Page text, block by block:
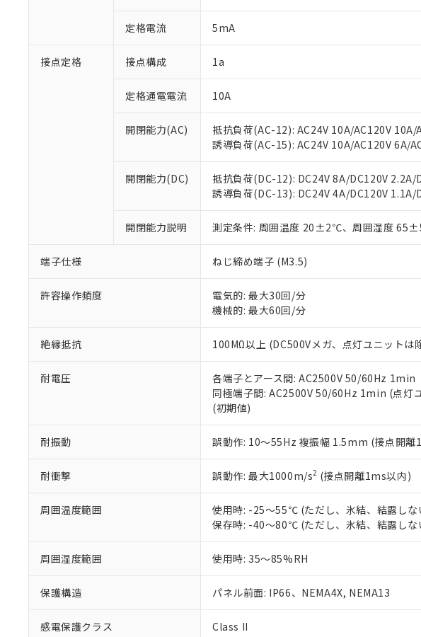
定格電流 5mA
接点定格 接点構成 1a
定格通電電流 10A
開閉能力(AC)
抵抗負荷(AC-12): AC24V 10A/AC120V
誘導負荷(AC-15): AC24V 10A/AC120V 6A/
開閉能力(DC)
抵抗負荷(DC-12): DC24V 8A/DC120V 2.2A/
誘導負荷(DC-13): DC24V 4A/DC120V 1.1A/
開閉能力説明 測定条件: 周囲温度 20±2℃、周囲湿度
端子仕様 ねじ締め端子 (M3.5)
許容操作頻度
電気的: 最大30回/分
機械的: 最大60回/分
絶縁抵抗 100MΩ以上 (DC500Vメガ、点灯ユニットは
耐電圧
各端子とアース間: AC2500V 50/60Hz 1min
同極端子間: AC2500V 50/60Hz 1min (点灯
(初期値)
耐振動 誤動作: 10～55Hz 複振幅 1.5mm (接点開離
耐衝撃 誤動作: 最大1000m/s2 (接点開離1ms以内)
周囲温度範囲
使用時: -25～55℃ (ただし、氷結、結露しな
保存時: -40～80℃ (ただし、氷結、結露しな
周囲湿度範囲 使用時: 35～85%RH
保護構造 パネル前面: IP66、NEMA4X, NEMA13
感電保護クラス Class II
以下の条件をお読みいただき、同意のう
くものです。
在庫状況および標準価格照会結果
正式な納期状況および標準価格は
当社販売員にご相談ください。
オムロン制御機器販売店や当社販売
す。
マイパーツ機能（部品リスト作成
ている必要があります。
お客様が当ウェブサイト上で当社
が、当社の製品・サービスに関す
さい。
※当社の共同利用者とは、
*EU RoHS指令（10物質）：
鉛(Pb) 1000ppm以下、 水銀(Hg) 1000ppm以下、
ル（DBP） 1000ppm以下、フタル酸ジイソブチル
フタル酸エステル類の４物質については閾値を超え
※2 対応予定月
※3 非含有証明書ダウンロード
下記の非含有証明書をダウンロードする
EU RoHS指令（10物質）の非含有証明書
51物質の非含有証明書（当社基準）
※本証明書は発行日時点で非含有を証明
また、RoHS指令のフタル酸エステル類
混在することから備考欄に対応日を記載
既に当社にて対応品への在庫切替を完
り割愛しております。
「○」：最大均質材料含有率が中国
「×」：最大均質材料含有率が中国
「－」：未確認です。当社販売部門へお
Cr(Ⅵ)(六価クロム) : 1000ppm、 PBBs(ポリ臭化ビフ
DEHP(フタル酸ビス(2-エチルヘキシル)) : 1000ppm
※2 環境保護使用期限
「ｅ」：有害物質（10物質）のすべてが
「10」：通常の使用状況下において有害
「－」：未確認です。当社販売部門へお
う）を輸出または国外への提供す
当社は規制貨物を破棄する場合は
当社は貴社製品を、核兵器、ミサ
置等に一切使用いたしません。
当社は、貴社製品を第三者に販売
また当社は、販売先および販売に
合意す
△ 一定数には満たないが在庫あり
－
在庫なし(最新の在庫状況につ
機器販売店・当社販売員にご
空
白
受注生産機種、また在庫状況